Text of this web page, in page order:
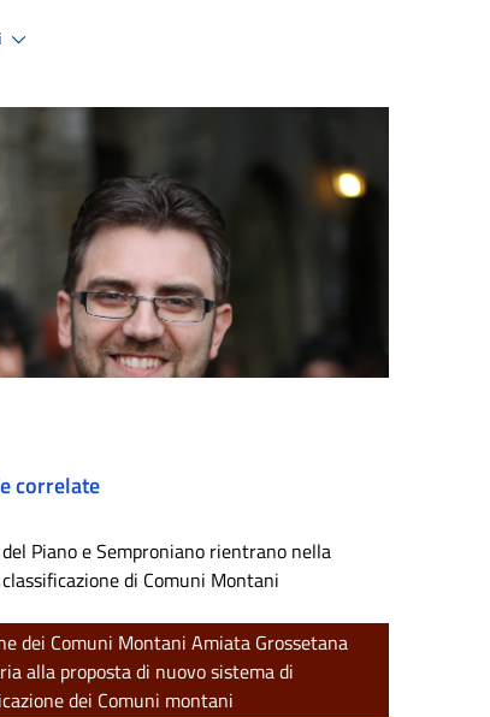
correlate
Piano e Semproniano rientrano nella
di Comuni Montani
dei Comuni Montani Amiata Grossetana
alla proposta di nuovo sistema di
dei Comuni montani